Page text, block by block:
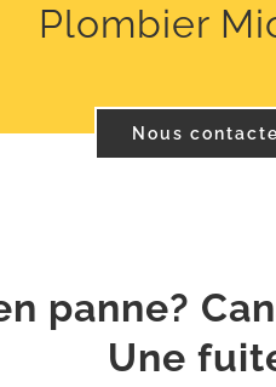
Plombier
Nous
panne?
Une